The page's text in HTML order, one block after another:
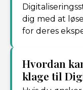
dig med at
for deres
Hvordan
klage til